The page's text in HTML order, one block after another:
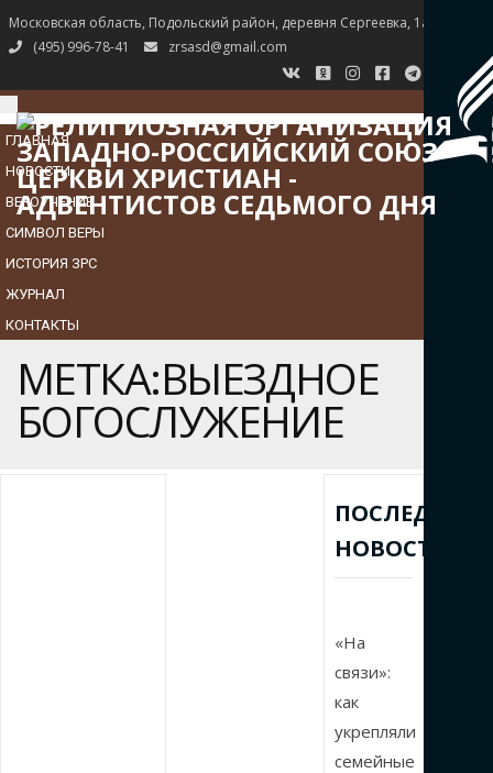
Московская область, Подольский район, деревня Сергеевка, 1а
(495) 996-78-41
zrsasd@gmail.com
TOGGLE
NAVIGATION
ГЛАВНАЯ
НОВОСТИ
ВЕРОУЧЕНИЕ
СИМВОЛ ВЕРЫ
ИСТОРИЯ ЗРС
ЖУРНАЛ
КОНТАКТЫ
МЕТКА:ВЫЕЗДНОЕ
БОГОСЛУЖЕНИЕ
ПОСЛЕДНИЕ
НОВОСТИ
«На
связи»:
как
укрепляли
семейные